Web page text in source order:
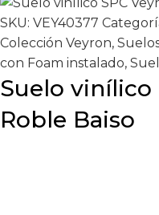
SKU: VEY40377
Colección Veyron,
con Foam instalado,
Suelo vinílico
Roble Baiso